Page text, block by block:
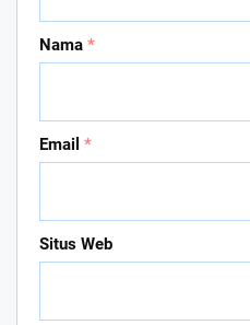
Nama *
Email *
Situs Web